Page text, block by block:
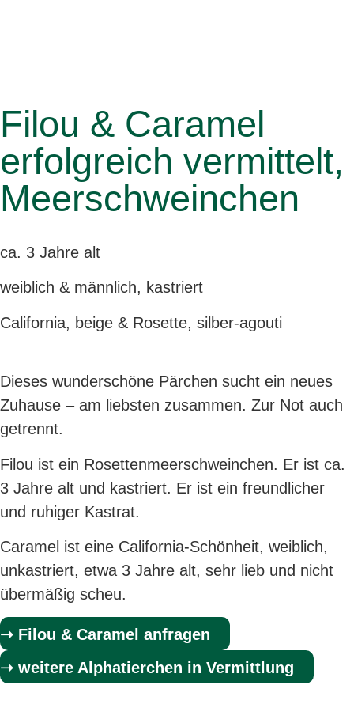
Filou & Caramel
erfolgreich vermittelt,
Meerschweinchen
ca. 3 Jahre alt
weiblich & männlich, kastriert
California, beige & Rosette, silber-agouti
Dieses wunderschöne Pärchen sucht ein neues
Zuhause – am liebsten zusammen. Zur Not auch
getrennt.
Filou ist ein Rosettenmeerschweinchen. Er ist ca.
3 Jahre alt und kastriert. Er ist ein freundlicher
und ruhiger Kastrat.
Caramel ist eine California-Schönheit, weiblich,
unkastriert, etwa 3 Jahre alt, sehr lieb und nicht
übermäßig scheu.
➝ Filou & Caramel anfragen
➝ weitere Alphatierchen in Vermittlung